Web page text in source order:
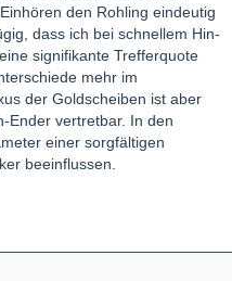
den Rohling eindeutig
dass ich bei schnellem Hin-
signifikante Trefferquote
mehr im
der Goldscheiben ist aber
Ender vertretbar. In den
einer sorgfältigen
beeinflussen.